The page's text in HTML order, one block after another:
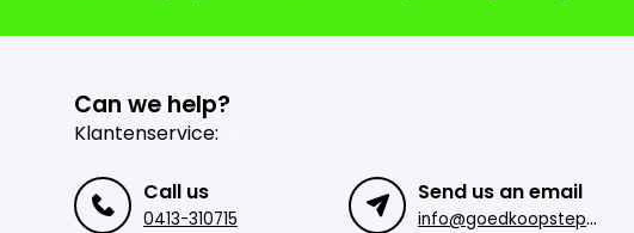
Can we help?
Klantenservice:
Call us
0413-310715
Send us an email
i
nfo@goedkoopsteprinter.nl